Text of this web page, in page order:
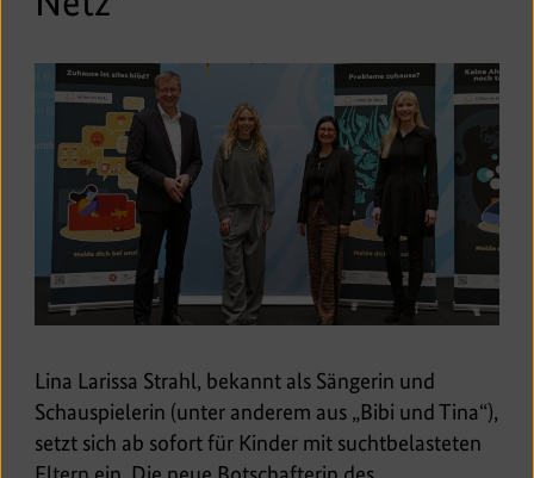
Lina Larissa Strahl, bekannt als Sängerin und
Schauspielerin (unter anderem aus „Bibi und Tina“),
setzt sich ab sofort für Kinder mit suchtbelasteten